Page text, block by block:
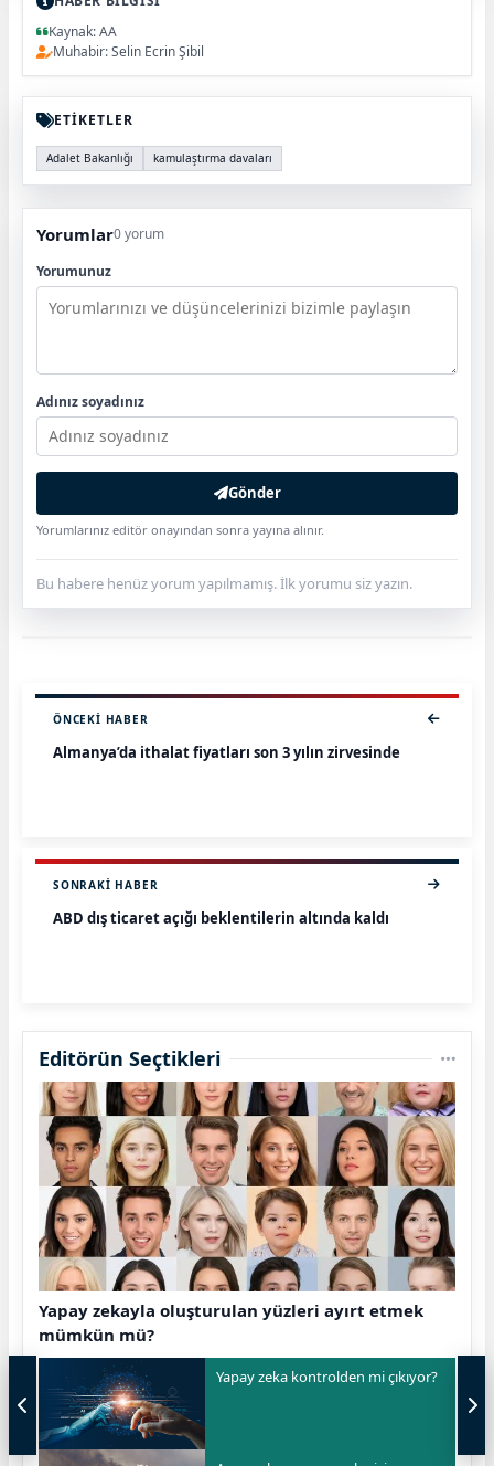
Kaynak: AA
Muhabir: Selin Ecrin Şibil
ETİKETLER
Adalet Bakanlığı kamulaştırma davaları
Yorumlar0 yorum
Yorumunuz
Adınız soyadınız
Gönder
Yorumlarınız editör onayından sonra yayına alınır.
Bu habere henüz yorum yapılmamış. İlk yorumu siz yazın.
ÖNCEKI HABER
Almanya’da ithalat fiyatları son 3 yılın zirvesinde
SONRAKI HABER
ABD dış ticaret açığı beklentilerin altında kaldı
Editörün Seçtikleri
Yapay zekayla oluşturulan yüzleri ayırt etmek
mümkün mü?
Yapay zeka kontrolden mi çıkıyor?